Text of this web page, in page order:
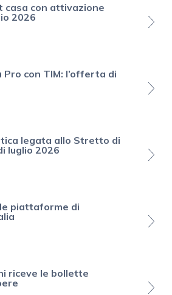
con attivazione
2026
Pro con TIM: l’offerta di
legata allo Stretto di
luglio 2026
piattaforme di
riceve le bollette